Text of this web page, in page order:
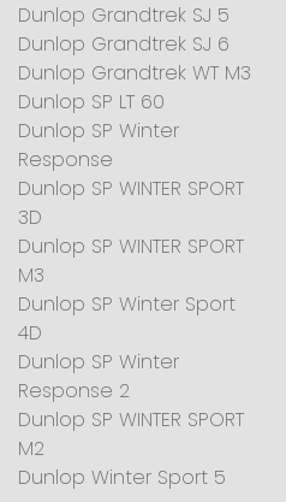
Dunlop Grandtrek SJ 5
Dunlop Grandtrek SJ 6
Dunlop Grandtrek WT M3
Dunlop SP LT 60
Dunlop SP Winter
Response
Dunlop SP WINTER SPORT
3D
Dunlop SP WINTER SPORT
M3
Dunlop SP Winter Sport
4D
Dunlop SP Winter
Response 2
Dunlop SP WINTER SPORT
M2
Dunlop Winter Sport 5